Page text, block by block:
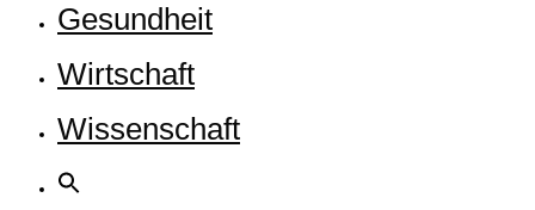
Gesund­heit
Wirt­schaft
Wis­sen­schaft